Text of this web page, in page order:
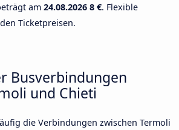
am 24.08.2026 8 €. Flexible
Ticketpreisen.
Busverbindungen
und Chieti
die Verbindungen zwischen Termoli